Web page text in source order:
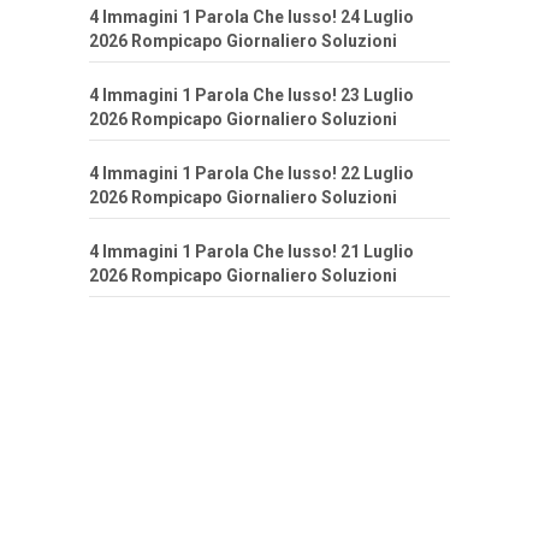
4 Immagini 1 Parola Che lusso! 24 Luglio
2026 Rompicapo Giornaliero Soluzioni
4 Immagini 1 Parola Che lusso! 23 Luglio
2026 Rompicapo Giornaliero Soluzioni
4 Immagini 1 Parola Che lusso! 22 Luglio
2026 Rompicapo Giornaliero Soluzioni
4 Immagini 1 Parola Che lusso! 21 Luglio
2026 Rompicapo Giornaliero Soluzioni